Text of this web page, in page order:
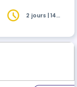
p…
2 jours | 14